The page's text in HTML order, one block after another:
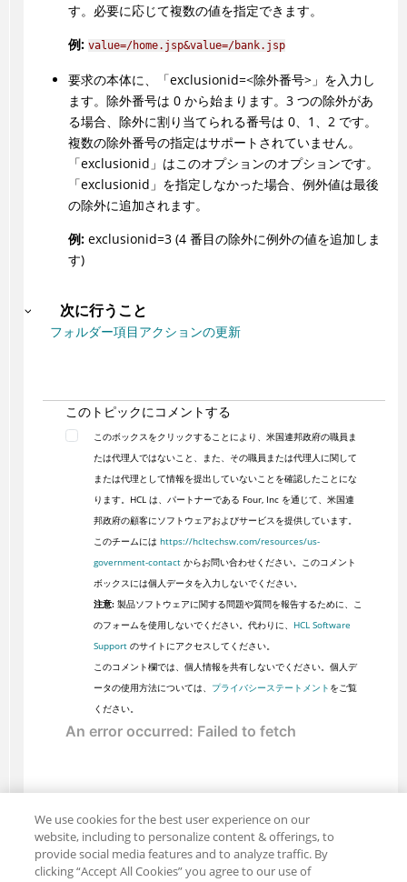
す。必要に応じて複数の値を指定できます。
例: value=/home.jsp&value=/bank.jsp
要求の本体に、「exclusionid=<除外番号>」を入力し
ます。除外番号は 0 から始まります。3 つの除外があ
る場合、除外に割り当てられる番号は 0、1、2 です。
複数の除外番号の指定はサポートされていません。
「exclusionid」はこのオプションのオプションです。
「exclusionid」を指定しなかった場合、例外値は最後
の除外に追加されます。
例:exclusionid=3 (4 番目の除外に例外の値を追加しま
す)
次に行うこと
フォルダー項目アクションの更新
このトピックにコメントする
このボックスをクリックすることにより、米国連邦政府の職員ま
たは代理人ではないこと、また、その職員または代理人に関して
または代理として情報を提出していないことを確認したことにな
ります。HCL は、パートナーである Four, Inc を通じて、米国連
邦政府の顧客にソフトウェアおよびサービスを提供しています。
このチームには https://hcltechsw.com/resources/us-
government-contactからお問い合わせください。このコメント
ボックスには個人データを入力しないでください。
注意:製品ソフトウェアに関する問題や質問を報告するために、こ
のフォームを使用しないでください。代わりに、
HCL Software
Supportのサイトにアクセスしてください。
このコメント欄では、個人情報を共有しないでください。個人デ
ータの使用方法については、
プライバシーステートメント をご覧
ください。
We use cookies for the best user experience on our
website, including to personalize content & offerings, to
provide social media features and to analyze traffic. By
clicking “Accept All Cookies” you agree to our use of